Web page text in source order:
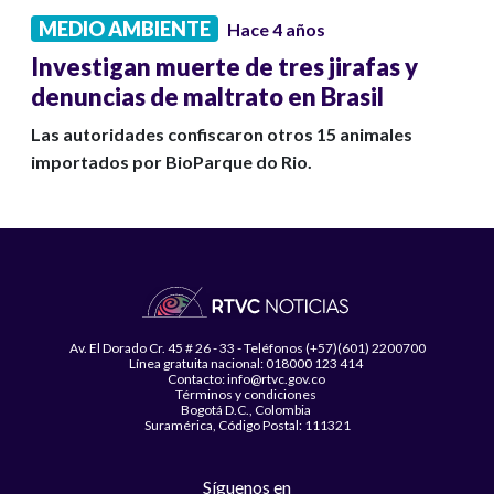
MEDIO AMBIENTE Hace 4 años
Investigan muerte de tres jirafas y
denuncias de maltrato en Brasil
Las autoridades confiscaron otros 15 animales
importados por BioParque do Rio.
Av. El Dorado Cr. 45 # 26 - 33 - Teléfonos (+57)(601) 2200700
Línea gratuita nacional: 018000 123 414
Contacto: info@rtvc.gov.co
Términos y condiciones
Bogotá D.C., Colombia
Suramérica, Código Postal: 111321
Síguenos en